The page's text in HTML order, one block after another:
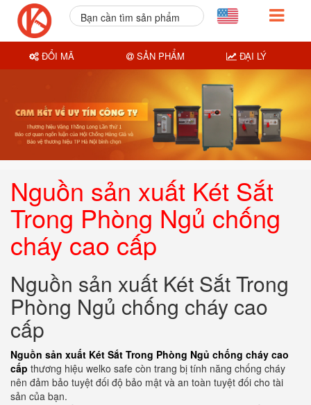
Nguồn sản xuất Két Sắt
Trong Phòng Ngủ chống
cháy cao cấp
Nguồn sản xuất Két Sắt Trong
Phòng Ngủ chống cháy cao
cấp
Nguồn sản xuất Két Sắt Trong Phòng Ngủ chống cháy cao
cấp thương hiệu welko safe còn trang bị tính năng chống cháy
nên đảm bảo tuyệt đối độ bảo mật và an toàn tuyệt đối cho tài
sản của bạn.
Bạn cần tìm sản phẩm
ĐỔI MÃ SẢN PHẨM ĐẠI LÝ